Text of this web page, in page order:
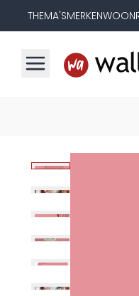
THEMA'SMERKEN